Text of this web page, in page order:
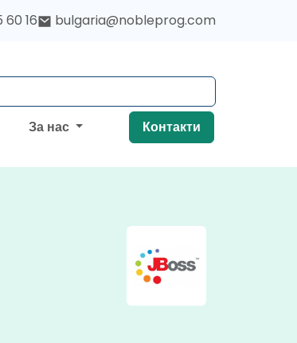
60 16 bulgaria@nobleprog.com
За нас Контакти